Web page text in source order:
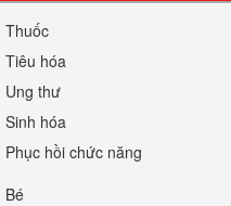
Thuốc
Tiêu hóa
Ung thư
Sinh hóa
Phục hồi chức năng
Bé